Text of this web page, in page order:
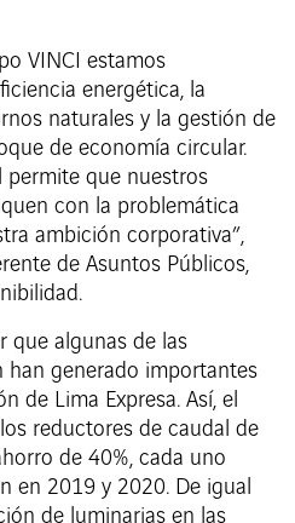
VINCI estamos
energética, la
naturales y la gestión de
de economía circular.
permite que nuestros
con la problemática
ambición corporativa”,
de Asuntos Públicos,
que algunas de las
han generado importantes
de Lima Expresa. Así, el
reductores de caudal de
de 40%, cada uno
en 2019 y 2020. De igual
de luminarias en las